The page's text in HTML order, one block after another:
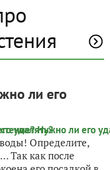
ли его
Определите,
Так как после